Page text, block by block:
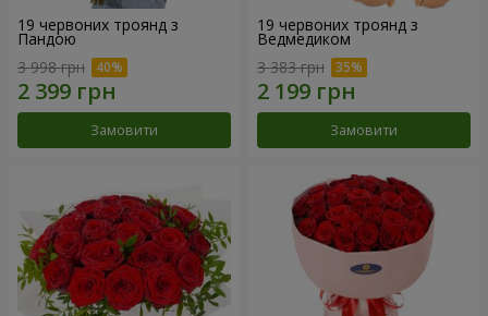
19 червоних троянд з
Пандою
3 998 грн
Замовити
19 червоних троянд з
Ведмедиком
3 383 грн
Замовити